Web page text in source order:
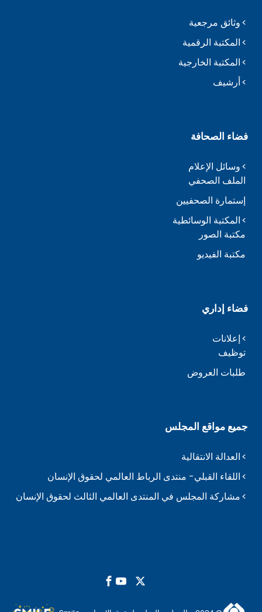
وثائق مرجعية
المكتبة الرقمية
المكتبة الخارجية
أرشيف
فضاء الصحافة
وسائل الإعلام
الملف الصحفي
إستمارة الصحفيين
المكتبة الوسائطية
مكتبة الصور
مكتبة الفيديو
فضاء إداري
إعلانات
توظيف
طلبات العروض
جميع مواقع المجلس
العدالة الانتقالية
اللقاء القبلي- منتدى الرباط العالمي لحقوق الإنسان
مشاركة المجلس في المنتدى العالمي الثالث لحقوق الإنسان